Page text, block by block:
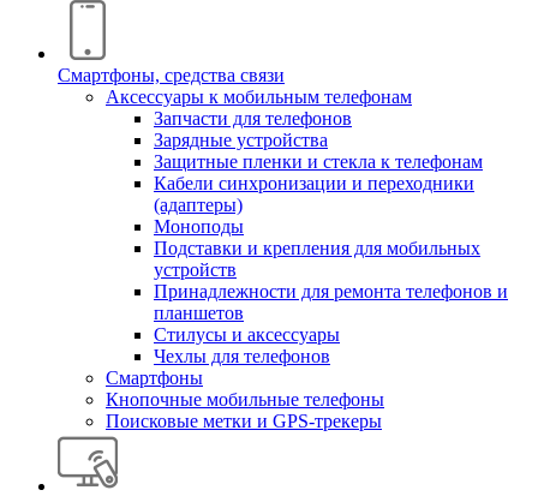
Смартфоны, средства связи
Аксессуары к мобильным телефонам
Запчасти для телефонов
Зарядные устройства
Защитные пленки и стекла к телефонам
Кабели синхронизации и переходники
(адаптеры)
Моноподы
Подставки и крепления для мобильных
устройств
Принадлежности для ремонта телефонов и
планшетов
Стилусы и аксессуары
Чехлы для телефонов
Смартфоны
Кнопочные мобильные телефоны
Поисковые метки и GPS-трекеры